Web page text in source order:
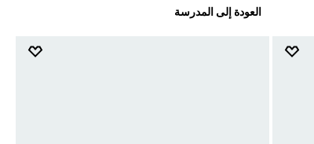
العودة إلى المدرسة